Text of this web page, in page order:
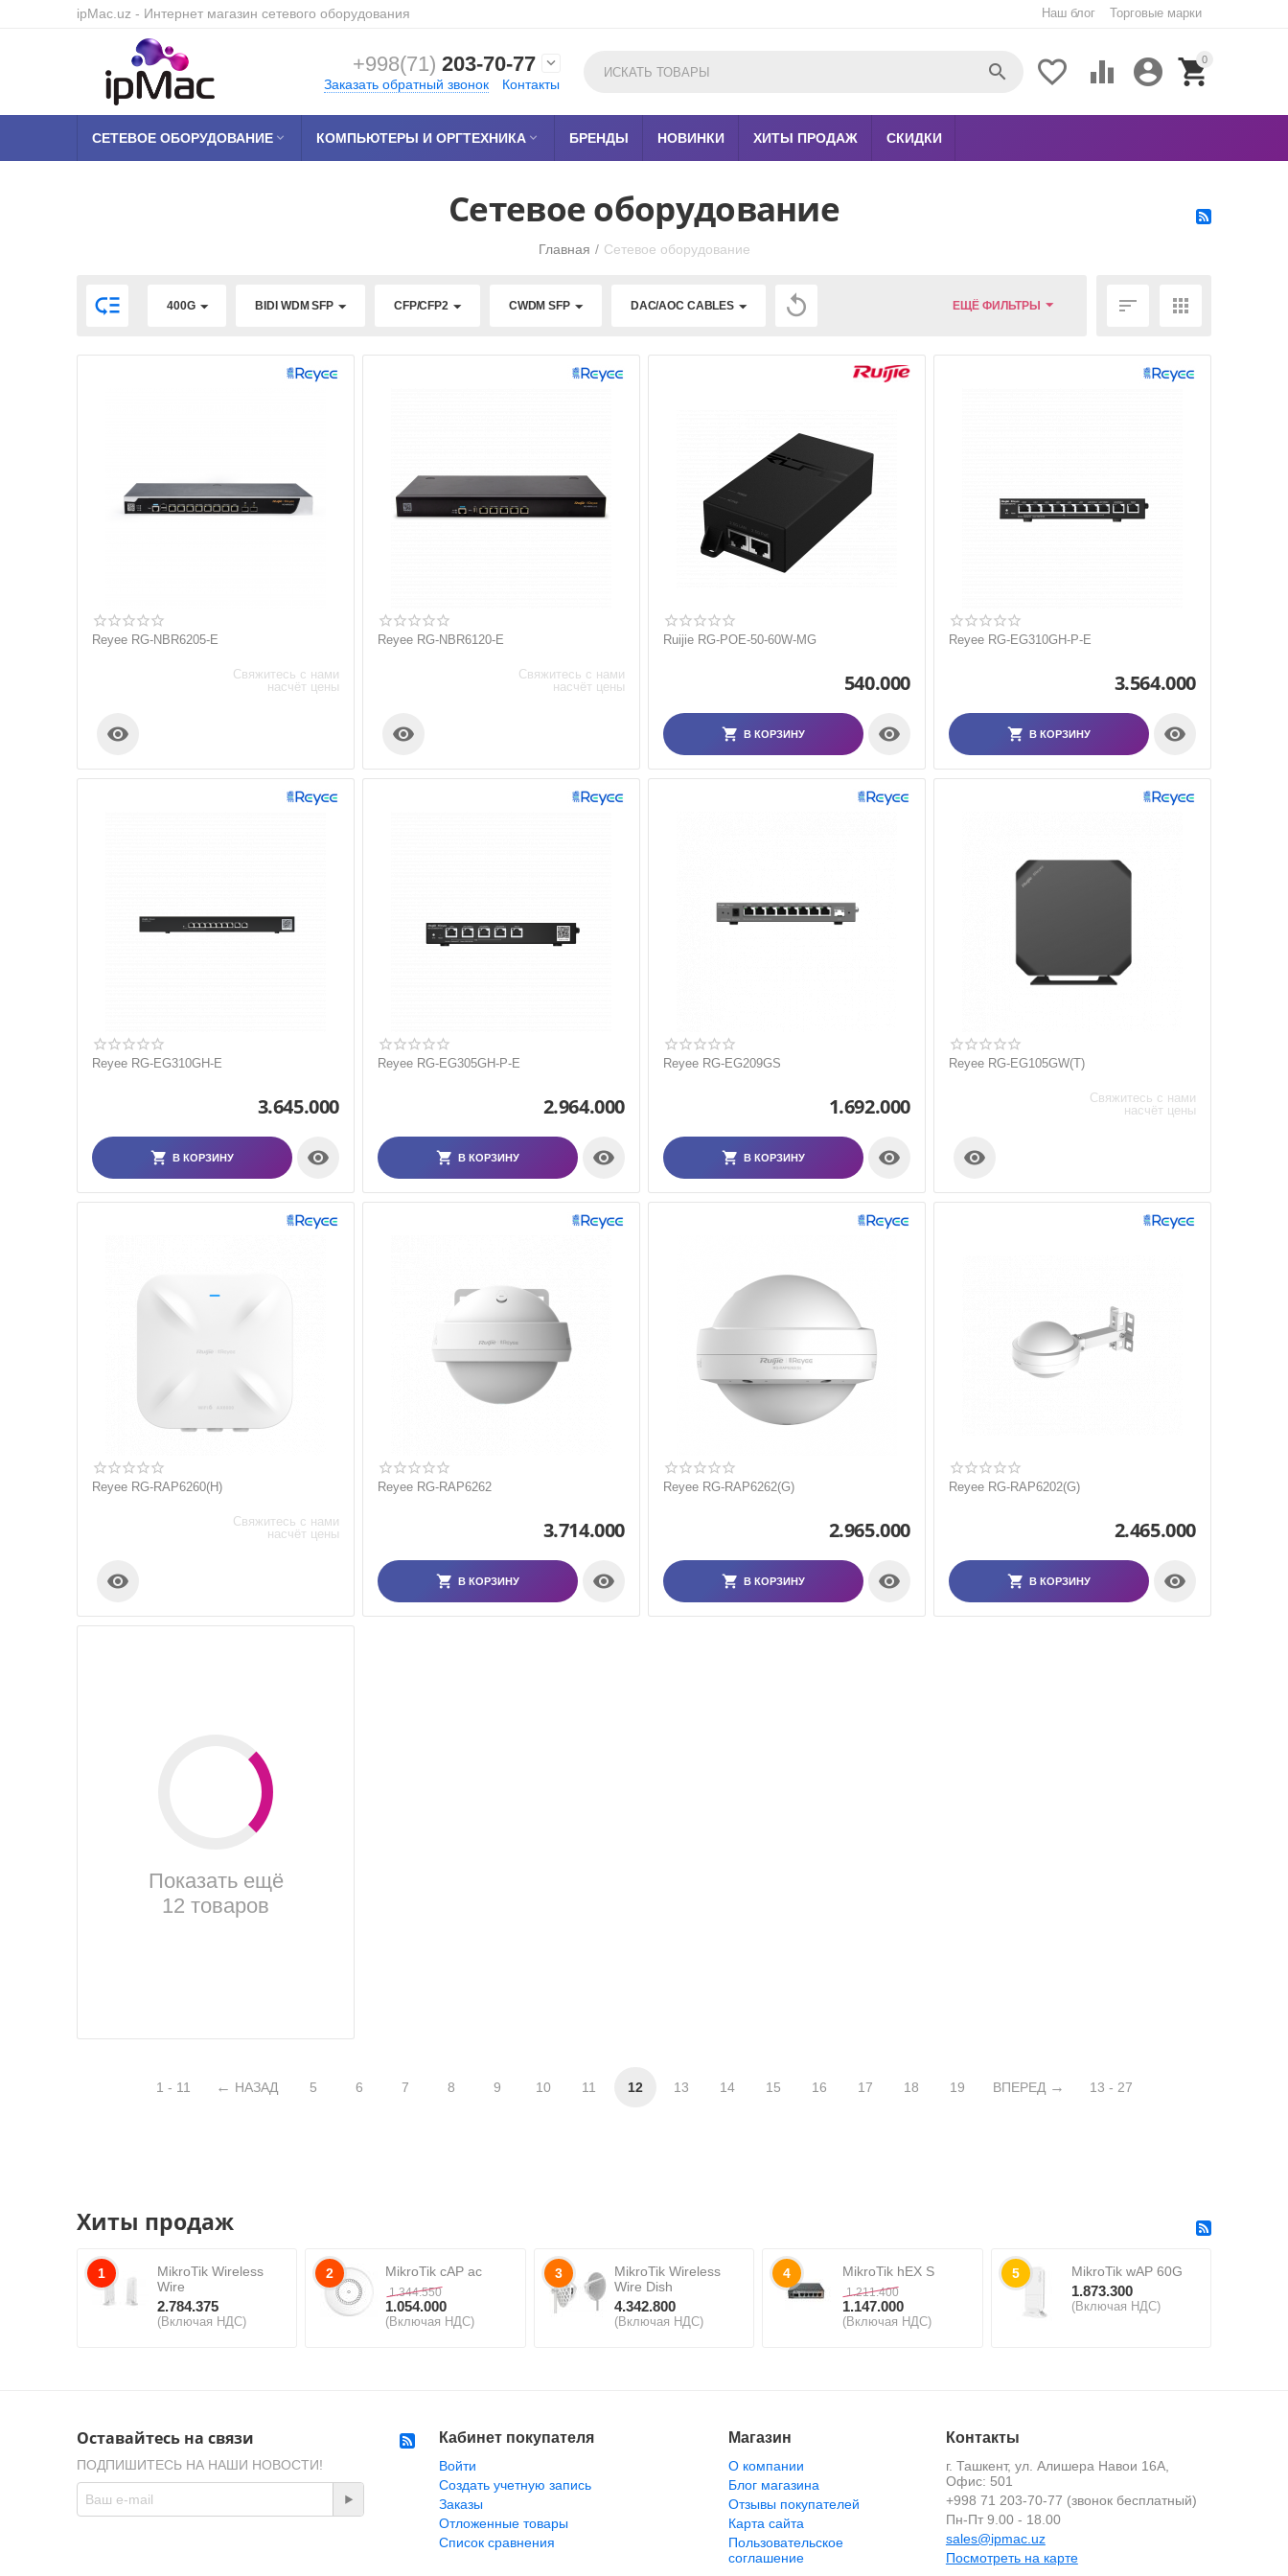
ipMac.uz - Интернет магазин сетевого оборудования Наш блог Торговые марки
+998(71) 203-70-77 
Заказать обратный звонок Контакты
0


 

СЕТЕВОЕ ОБОРУДОВАНИЕ  КОМПЬЮТЕРЫ И ОРГТЕХНИКА  БРЕНДЫ НОВИНКИ ХИТЫ ПРОДАЖ СКИДКИ
Сетевое оборудование
Главная / Сетевое оборудование
 400G BIDI WDM SFP CFP/CFP2 CWDM SFP DAC/AOC CABLES  ЕЩЁ ФИЛЬТРЫ  
Reyee RG-NBR6205-E
Свяжитесь с нами
насчёт цены

Reyee RG-NBR6120-E
Свяжитесь с нами
насчёт цены

Ruijie RG-POE-50-60W-MG
540.000
В КОРЗИНУ 
Reyee RG-EG310GH-P-E
3.564.000
В КОРЗИНУ 
Reyee RG-EG310GH-E
3.645.000
В КОРЗИНУ 
Reyee RG-EG305GH-P-E
2.964.000
В КОРЗИНУ 
Reyee RG-EG209GS
1.692.000
В КОРЗИНУ 
Reyee RG-EG105GW(T)
Свяжитесь с нами
насчёт цены

Reyee RG-RAP6260(H)
Свяжитесь с нами
насчёт цены

Reyee RG-RAP6262
3.714.000
В КОРЗИНУ 
Reyee RG-RAP6262(G)
2.965.000
В КОРЗИНУ 
Reyee RG-RAP6202(G)
2.465.000
В КОРЗИНУ 
Показать ещё
12 товаров
1 - 11 НАЗАД 5 6 7 8 9 10 11 12 13 14 15 16 17 18 19 ВПЕРЕД 13 - 27
Хиты продаж
1
MikroTik Wireless
Wire
2.784.375
(Включая НДС)
2 MikroTik cAP ac
1.344.550
1.054.000
(Включая НДС)
3
MikroTik Wireless
Wire Dish
4.342.800
(Включая НДС)
4 MikroTik hEX S
1.211.400
1.147.000
(Включая НДС)
5 MikroTik wAP 60G
1.873.300
(Включая НДС)
Оставайтесь на связи
ПОДПИШИТЕСЬ НА НАШИ НОВОСТИ!
Кабинет покупателя
Войти
Создать учетную запись
Заказы
Отложенные товары
Список сравнения
Магазин
О компании
Блог магазина
Отзывы покупателей
Карта сайта
Пользовательское
соглашение
Контакты
г. Ташкент, ул. Алишера Навои 16А,
Офис: 501
+998 71 203-70-77 (звонок бесплатный)
Пн-Пт 9.00 - 18.00
sales@ipmac.uz
Посмотреть на карте